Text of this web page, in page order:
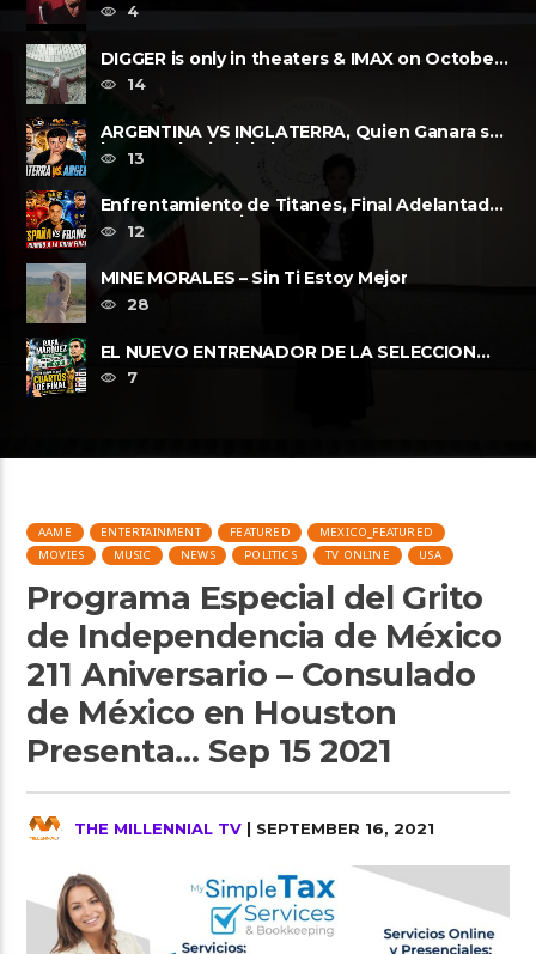
4
DIGGER is only in theaters & IMAX on October
2, 2026
14
ARGENTINA VS INGLATERRA, Quien Ganara su
lugar?, a la Final de la FIFA......
13
Enfrentamiento de Titanes, Final Adelantada,
Espana vs Francia FWP2026
12
MINE MORALES – Sin Ti Estoy Mejor
28
EL NUEVO ENTRENADOR DE LA SELECCION
MEXICANA Y LOS CUARTOS DE FINAL, ......
7
AAME ENTERTAINMENT FEATURED
MEXICO_FEATURED
MOVIES
MUSIC NEWS POLITICS TV ONLINE USA
Programa Especial del Grito
de Independencia de México
211 Aniversario – Consulado
de México en Houston
Presenta… Sep 15 2021
THE MILLENNIAL TV | SEPTEMBER 16, 2021